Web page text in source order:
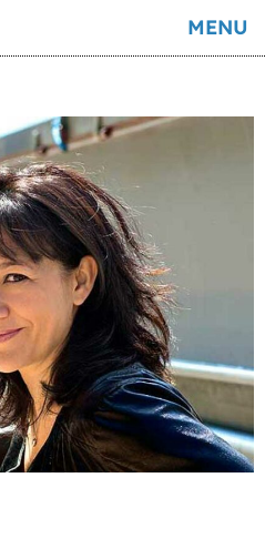
MENU